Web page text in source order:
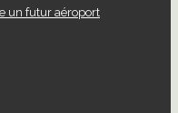
un futur aéroport